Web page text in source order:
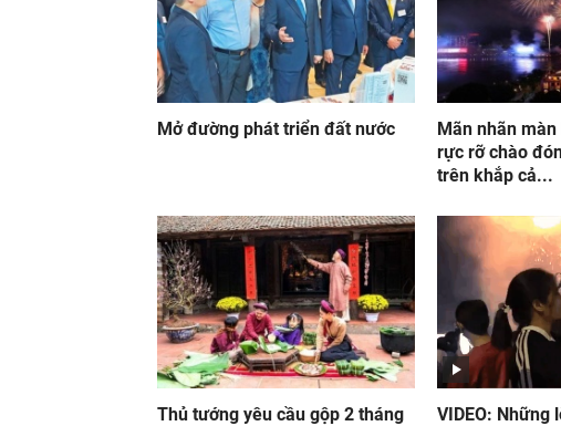
Mở đường phát triển đất nước
Mãn nhãn
rực rỡ chào
trên khắp cả...
Thủ tướng yêu cầu gộp 2 tháng
VIDEO: Những